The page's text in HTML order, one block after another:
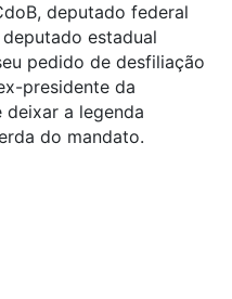
deputado federal
estadual
pedido de desfiliação
presidente da
deixar a legenda
do mandato.